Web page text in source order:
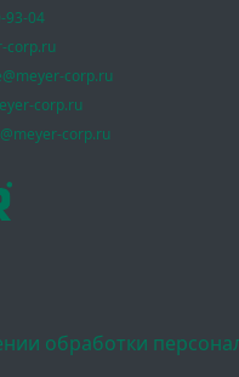
93-04
corp.ru
corp.ru
corp.ru
corp.ru
обработки